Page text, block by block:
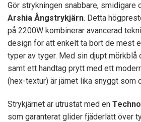
Gör strykningen snabbare, smidigare
Arshia Ångstrykjärn. Detta
på 2200W kombinerar avancerad
design för att enkelt ta bort de mest
typer av tyger. Med sin djupt mörkblå
samt ett handtag prytt med ett
(hex-textur) är järnet lika snyggt som
Strykjärnet är utrustat med en
som garanterat glider fjäderlätt över